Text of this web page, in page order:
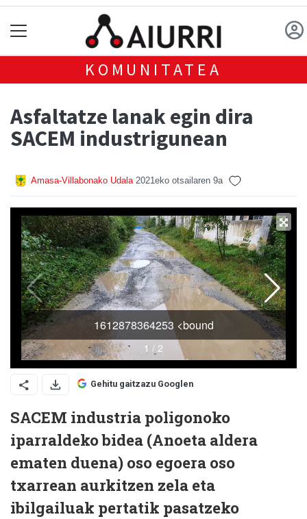
KOMUNITATEA
Asfaltatze lanak egin dira
SACEM industrigunean
Amasa-Villabonako Udala 2021eko otsailaren 9a
Gehitu gaitzazu Googlen
SACEM industria poligonoko
iparraldeko bidea (Anoeta aldera
ematen duena) oso egoera oso
txarrean aurkitzen zela eta
ibilgailuak pertatik pasatzeko